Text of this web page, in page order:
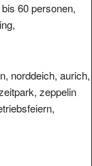
60 personen,
norddeich, aurich,
zeppelin